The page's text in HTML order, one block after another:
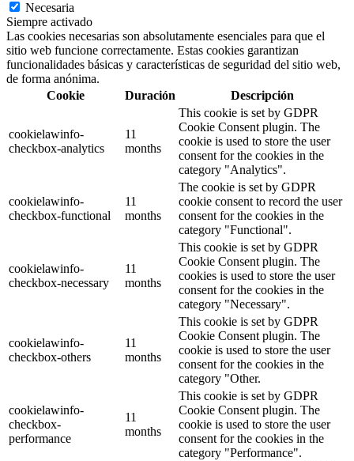
Necesaria
Siempre activado
Las cookies necesarias son absolutamente esenciales para que el
sitio web funcione correctamente. Estas cookies garantizan
funcionalidades básicas y características de seguridad del sitio web,
de forma anónima.
Cookie
Duración Descripción
cookielawinfo-
checkbox-analytics
11
months
This cookie is set by GDPR
Cookie Consent plugin. The
cookie is used to store the user
consent for the cookies in the
category "Analytics".
cookielawinfo-
checkbox-functional
11
months
The cookie is set by GDPR
cookie consent to record the user
consent for the cookies in the
category "Functional".
cookielawinfo-
checkbox-necessary
11
months
This cookie is set by GDPR
Cookie Consent plugin. The
cookies is used to store the user
consent for the cookies in the
category "Necessary".
cookielawinfo-
checkbox-others
11
months
This cookie is set by GDPR
Cookie Consent plugin. The
cookie is used to store the user
consent for the cookies in the
category "Other.
cookielawinfo-
checkbox-
performance
11
months
This cookie is set by GDPR
Cookie Consent plugin. The
cookie is used to store the user
consent for the cookies in the
category "Performance".